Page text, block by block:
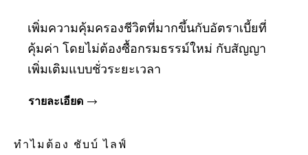
เพิ่มความคุ้มครองชีวิตที่มากขึ้นกับอัตราเบี้ยที่
คุ้มค่า โดยไม่ต้องซื้อกรมธรรม์ใหม่ กับสัญญา
เพิ่มเติมแบบชั่วระยะเวลา
รายละเอียด
ทําไมต้อง ชับบ์ ไลฟ์